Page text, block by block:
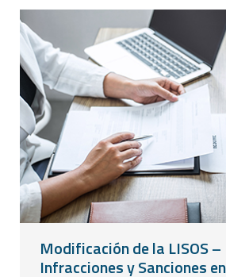
Modificación de la LISOS
Infracciones y Sanciones